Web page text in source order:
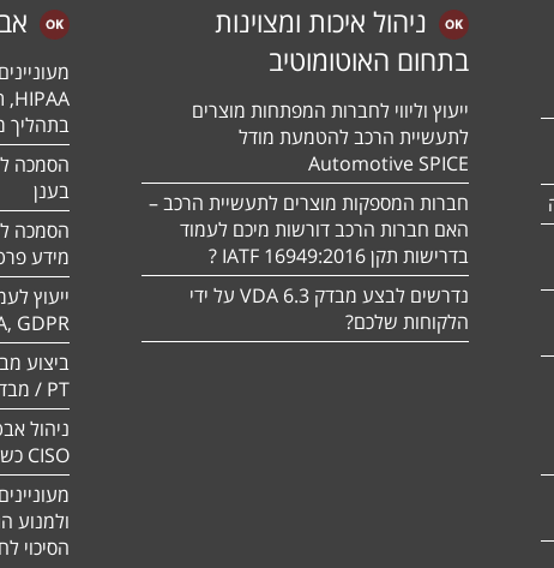
ניהול איכות ומצוינות
בתחום האוטומוטיב
ייעוץ וליווי לחברות המפתחות מוצרים
לתעשיית הרכב להטמעת מודל
Automotive SPICE
חברות המספקות מוצרים לתעשיית הרכב –
האם חברות הרכב דורשות מיכם לעמוד
בדרישות תקן 16949:2016 IATF ?
נדרשים לבצע מבדק VDA 6.3 על ידי
הלקוחות שלכם?
בתהליך
בענן
מידע
ייעוץ
GDPR
PT / מבדק חוסן
ניהול
CISO כשירות
ולמנוע
הסיכוי